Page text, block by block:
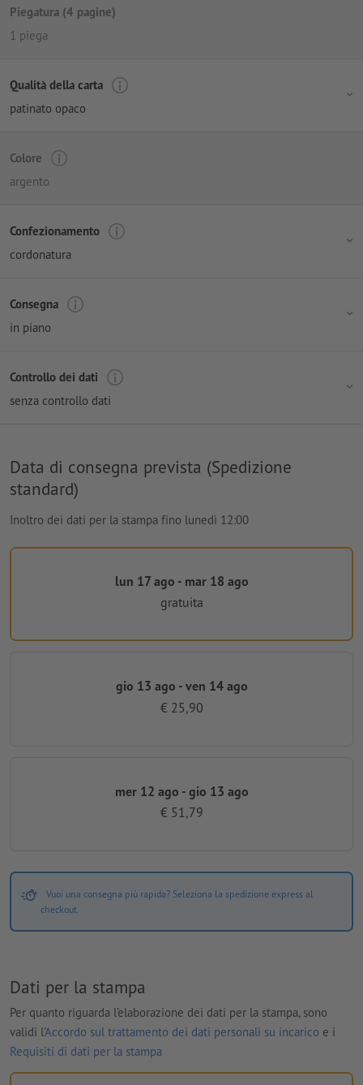
Piegatura (4 pagine)
1 piega
Qualità della carta
patinato opaco
Colore
argento
Confezionamento
cordonatura
Consegna
in piano
Controllo dei dati
senza controllo dati
Data di consegna prevista (Spedizione
standard)
Inoltro dei dati per la stampa fino lunedì 12:00
lun 17 ago - mar 18 ago
gratuita
gio 13 ago - ven 14 ago
€ 25,90
mer 12 ago - gio 13 ago
€ 51,79
Vuoi una consegna più rapida? Seleziona la spedizione express al
checkout.
Dati per la stampa
Per quanto riguarda l'elaborazione dei dati per la stampa, sono
validi l'Accordo sul trattamento dei dati personali su incarico e i
Requisiti di dati per la stampa